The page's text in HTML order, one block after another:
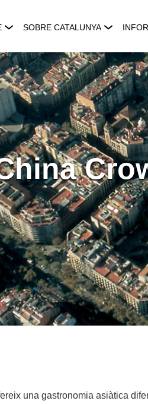
SOBRE CATALUNYA
una gastronomia asiàtica